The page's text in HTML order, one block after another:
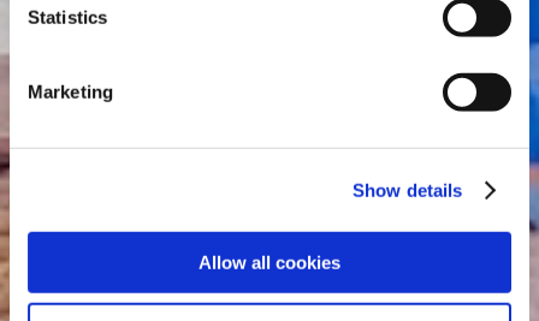
Statistics
Marketing
Show details
Allow all cookies